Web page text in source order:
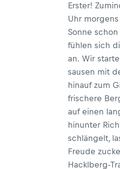
Erster!
Uhr
Sonne
fühlen sich
an. Wir
sausen mit
hinauf zum
frischere
auf einen
hinunter
schlängelt,
Freude
Hacklberg-